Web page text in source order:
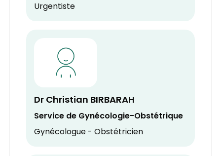
Urgentiste
Dr Christian BIRBARAH
Service de Gynécologie-Obstétrique
Gynécologue - Obstétricien